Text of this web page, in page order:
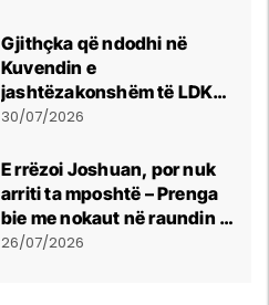
Gjithçka që ndodhi në
Kuvendin e
jashtëzakonshëm të LDK-
së
30/07/2026
E rrëzoi Joshuan, por nuk
arriti ta mposhtë – Prenga
bie me nokaut në raundin e
dytë
26/07/2026